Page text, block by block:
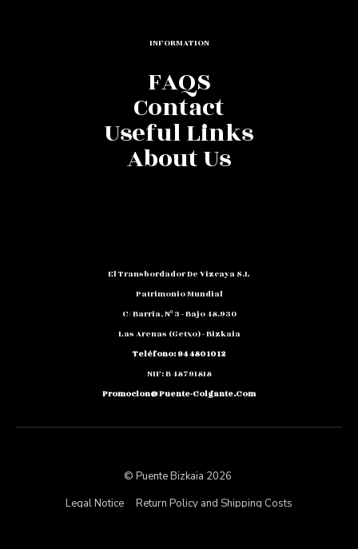
INFORMATION
FAQS
Contact
Useful Links
About Us
El Transbordador De Vizcaya S.L
Patrimonio Mundial
C/ Barria, Nº 3 - Bajo 48.930
Las Arenas (Getxo) - Bizkaia
Teléfono: 94 480 10 12
NIF: B 48791818
Promocion@puente-Colgante.com
© Puente Bizkaia 2026
Legal Notice
Return Policy and Shipping Costs